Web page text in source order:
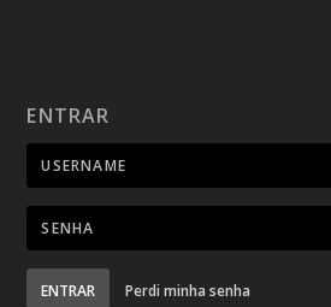
ENTRAR
ENTRAR Perdi minha senha